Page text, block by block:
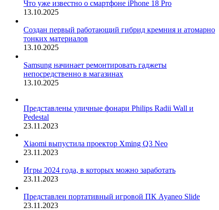
Что уже известно о смартфоне iPhone 18 Pro
13.10.2025
Создан первый работающий гибрид кремния и атомарно
тонких материалов
13.10.2025
Samsung начинает ремонтировать гаджеты
непосредственно в магазинах
13.10.2025
Представлены уличные фонари Philips Radii Wall и
Pedestal
23.11.2023
Xiaomi выпустила проектор Xming Q3 Neo
23.11.2023
Игры 2024 года, в которых можно заработать
23.11.2023
Представлен портативный игровой ПК Ayaneo Slide
23.11.2023